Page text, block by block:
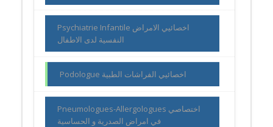
Psychiatrie Infantile اخصائيي الامراض
النفسية لدى الاطفال
Podologue اخصائيي الفراشات الطبية
Pneumologues-Allergologues اختصاصي
في امراض الصدرية و الحساسية